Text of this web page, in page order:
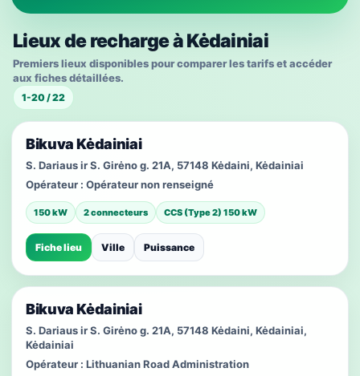
Lieux de recharge à Kėdainiai
Premiers lieux disponibles pour comparer les tarifs et accéder
aux fiches détaillées.
1-20 / 22
Bikuva Kėdainiai
S. Dariaus ir S. Girėno g. 21A, 57148 Kėdaini, Kėdainiai
Opérateur : Opérateur non renseigné
150 kW 2 connecteurs CCS (Type 2) 150 kW
Fiche lieu Ville Puissance
Bikuva Kėdainiai
S. Dariaus ir S. Girėno g. 21A, 57148 Kėdaini, Kėdainiai,
Kėdainiai
Opérateur : Lithuanian Road Administration